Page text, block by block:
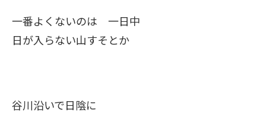
一番よくないのは 一日中
日が入らない山すそとか
谷川沿いで日陰に